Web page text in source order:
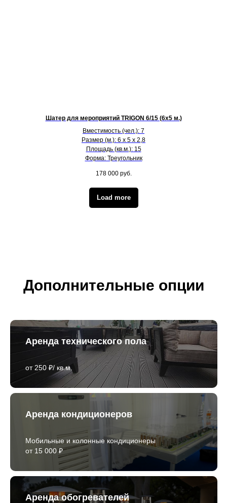
Шатер для мероприятий TRIGON 6/15 (6х5 м.)
Вместимость (чел.): 7
Размер (м.): 6 х 5 х 2,8
Площадь (кв.м.): 15
Форма: Треугольник
178 000 руб.
Load more
Дополнительные опции
Аренда технического пола
от 250 ₽/ кв.м.
Аренда кондиционеров
Мобильные и колонные кондиционеры
от 15 000 ₽
Аренда обогревателей